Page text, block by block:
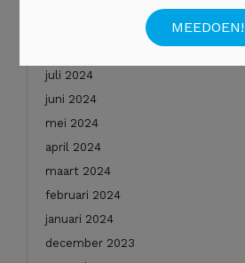
juli 2024
juni 2024
mei 2024
april 2024
maart 2024
februari 2024
januari 2024
december 2023